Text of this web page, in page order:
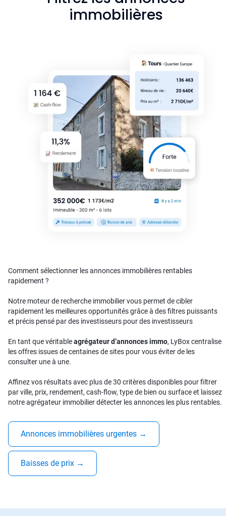
immobilières
Comment sélectionner les annonces immobilières rentables
rapidement ?
Notre moteur de recherche immobilier vous permet de cibler
rapidement les meilleures opportunités grâce à des filtres puissants
et précis pensé par des investisseurs pour des investisseurs
En tant que véritableagrégateur d’annonces immo, LyBox centralise
les offres issues de centaines de sites pour vous éviter de les
consulter une à une.
Affinez vos résultats avec plus de 30 critères disponibles pour filtrer
par ville, prix, rendement, cash-flow, type de bien ou surface et laissez
notre agrégateur immobilier détecter les annonces les plus rentables.
Annonces immobilières urgentes →
Baisses de prix →